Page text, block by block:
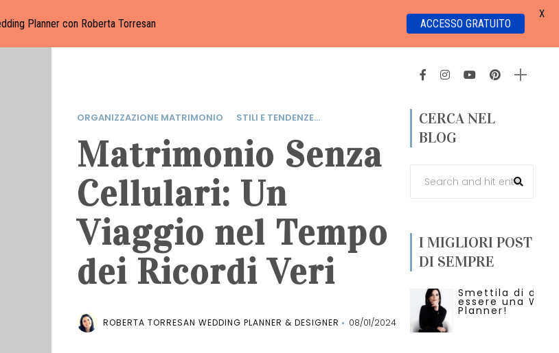
ORGANIZZAZIONE MATRIMONIO STILI E TENDENZE...
Matrimonio Senza
Cellulari: Un
Viaggio nel Tempo
dei Ricordi Veri
ROBERTA TORRESAN WEDDING PLANNER & DESIGNER 08/01/2024
CERCA NEL
BLOG
I MIGLIORI POST
DI SEMPRE
Smettila di dire
essere una
Planner!
Planner con Roberta Torresan ACCESSO GRATUITO
X